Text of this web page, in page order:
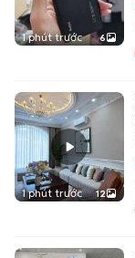
1 phút trước 6
1 phút trước 12